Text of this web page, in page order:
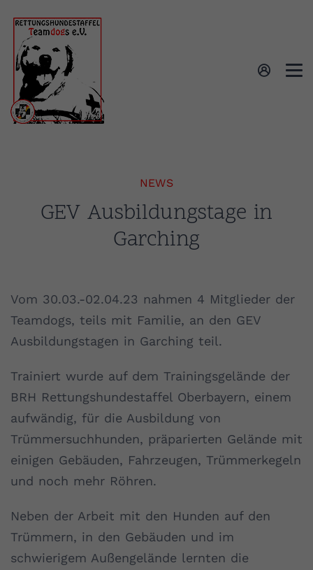
NEWS
GEV Ausbildungstage in
Garching
Vom 30.03.-02.04.23 nahmen 4 Mitglieder der
Teamdogs, teils mit Familie, an den GEV
Ausbildungstagen in Garching teil.
Trainiert wurde auf dem Trainingsgelände der
BRH Rettungshundestaffel Oberbayern, einem
aufwändig, für die Ausbildung von
Trümmersuchhunden, präparierten Gelände mit
einigen Gebäuden, Fahrzeugen, Trümmerkegeln
und noch mehr Röhren.
Neben der Arbeit mit den Hunden auf den
Trümmern, in den Gebäuden und im
schwierigem Außengelände lernten die